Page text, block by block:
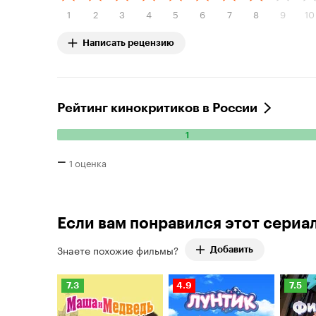
1 2 3 4 5 6 7 8 9 10
Написать рецензию
Рейтинг кинокритиков в России
1
Количество
оценок:
– 1 оценка
Если вам понравился этот
Знаете похожие фильмы? Добавить
Рейтинг
Кинопоиска
7.3
7.3
Рейтинг
Кинопоиска
4.9
4.9
7.5
7.5